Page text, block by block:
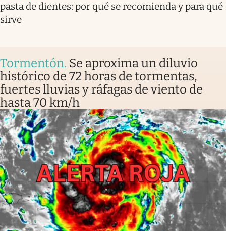
pasta de dientes: por qué se recomienda y para qué
sirve
Tormentón. Se aproxima un diluvio
histórico de 72 horas de tormentas,
fuertes lluvias y ráfagas de viento de
hasta 70 km/h